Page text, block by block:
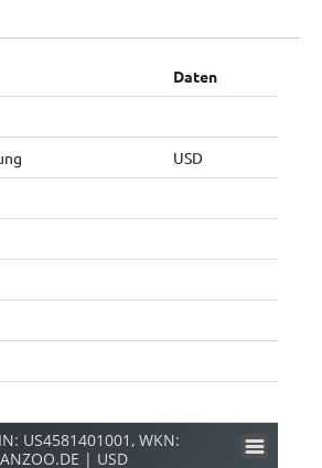
Daten
USD
US4581401001, WKN:
| USD